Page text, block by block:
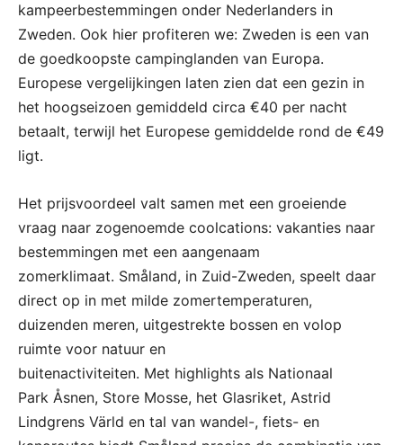
kampeerbestemmingen onder Nederlanders in
Zweden. Ook hier profiteren we: Zweden is een van
de goedkoopste campinglanden van Europa.
Europese vergelijkingen laten zien dat een gezin in
het hoogseizoen gemiddeld circa €40 per nacht
betaalt, terwijl het Europese gemiddelde rond de €49
ligt.
Het prijsvoordeel valt samen met een groeiende
vraag naar zogenoemde coolcations: vakanties naar
bestemmingen met een aangenaam
zomerklimaat. Småland, in Zuid-Zweden, speelt daar
direct op in met milde zomertemperaturen,
duizenden meren, uitgestrekte bossen en volop
ruimte voor natuur en
buitenactiviteiten. Met highlights als Nationaal
Park Åsnen, Store Mosse, het Glasriket, Astrid
Lindgrens Värld en tal van wandel-, fiets- en